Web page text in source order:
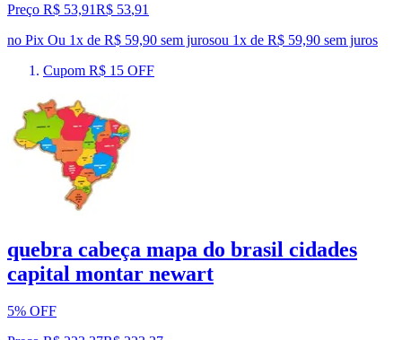
Preço R$ 53,91R$ 53,91
no Pix Ou 1x de R$ 59,90 sem jurosou 1x de R$ 59,90 sem juros
Cupom R$ 15 OFF
quebra cabeça mapa do brasil cidades
capital montar newart
5% OFF